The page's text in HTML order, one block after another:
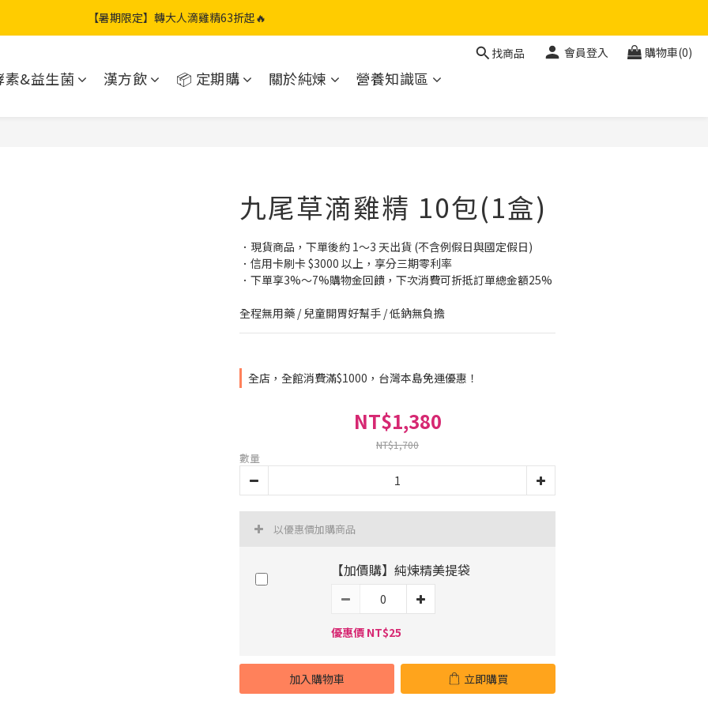
【暑期限定】限定團購組｜加贈兩包滴雞精🎁
【暑期限定】轉大人滴雞精63折起🔥
【暑期限定】限定團購組｜加贈兩包滴雞精🎁
找商品 會員登入 購物車(0)
素&益生菌 漢方飲 📦 定期購 關於純煉 營養知識區
九尾草滴雞精 10包(1盒)
．現貨商品，下單後約 1～3 天出貨 (不含例假日與國定假日)
．信用卡刷卡 $3000 以上，享分三期零利率
．下單享3%～7%購物金回饋，下次消費可折抵訂單總金額25%
全程無用藥 / 兒童開胃好幫手 / 低鈉無負擔
全店，全館消費滿$1000，台灣本島免運優惠！
NT$1,380
NT$1,700
數量
以優惠價加購商品
【加價購】純煉精美提袋
優惠價 NT$25
加入購物車 立即購買